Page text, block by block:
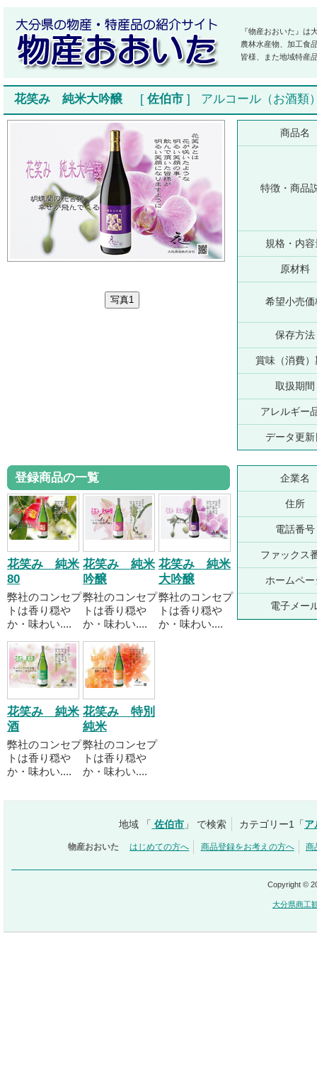
『物産おおいた』は
農林水産物、加工食
皆様、また地域特産
花笑み 純米大吟醸 [ 佐伯市 ] アルコール（お酒類
商品名
特徴・商品
規格・内容
原材料
希望小売価
保存方法
賞味（消費）
取扱期間
アレルギー
データ更新
登録商品の一覧
花笑み 純米
80
弊社のコンセプ
トは香り穏や
か・味わい....
花笑み 純米
吟醸
弊社のコンセプ
トは香り穏や
か・味わい....
花笑み 純米
大吟醸
弊社のコンセプ
トは香り穏や
か・味わい....
花笑み 純米
酒
弊社のコンセプ
トは香り穏や
か・味わい....
花笑み 特別
純米
弊社のコンセプ
トは香り穏や
か・味わい....
企業名
住所
電話番号
ファックス
ホームペー
電子メー
地域 「 佐伯市 」 で検索 カテゴリー1「 ア
物産おおいた はじめての方へ 商品登録をお考えの方へ 商
Copyright ©
大分県商工